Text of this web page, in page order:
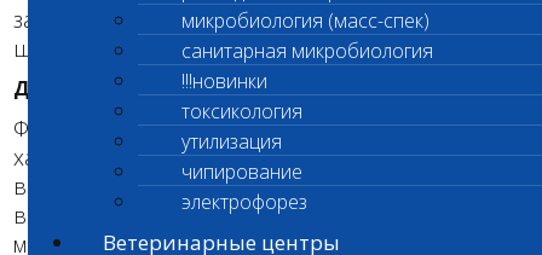
микробиология (масс-спек)
санитарная микробиология
!!!новинки
токсикология
утилизация
чипирование
электрофорез
Ветеринарные центры
заболевания и избегать появления больных
щенков при правильном планировании вязок.
ДЛЯ СПЕЦИАЛИСТОВ
Фолликулярные дисплазии - группа синдромов,
характеризующихся повышенной потерей
волос и изменением качества шерсти. Потеря
волос начинается в раннем возрасте и
медленно прогрессирует. Патологические